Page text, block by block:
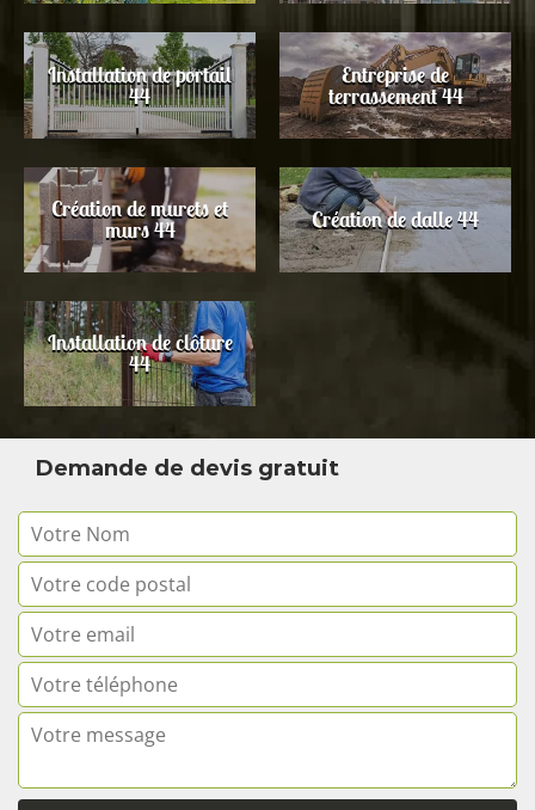
Installation de portail
44
Entreprise de
terrassement 44
Création de murets et
murs 44 Création de dalle 44
Installation de clôture
44
Demande de devis gratuit